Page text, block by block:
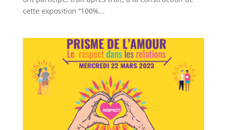
cette exposition ‘’100%...